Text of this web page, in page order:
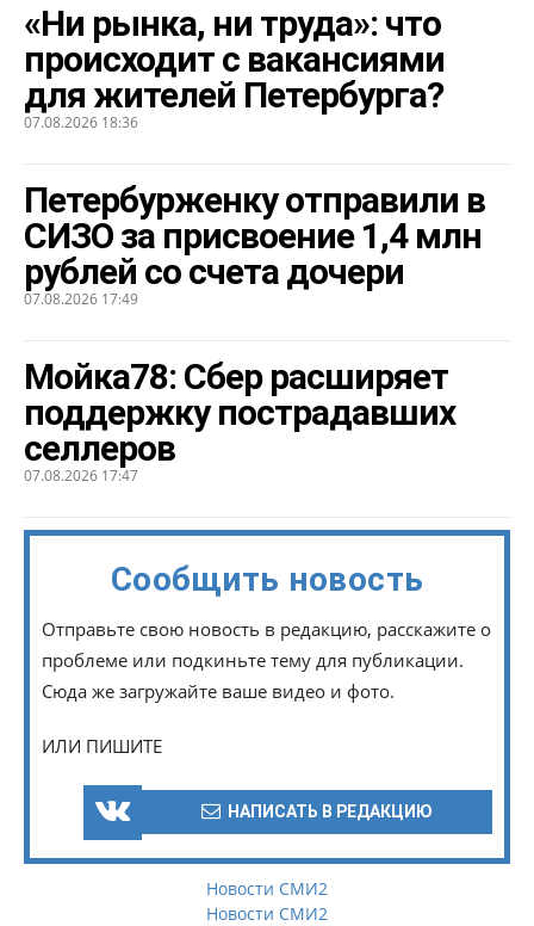
«Ни рынка, ни труда»: что
происходит с вакансиями
для жителей Петербурга?
07.08.2026 18:36
Петербурженку отправили в
СИЗО за присвоение 1,4 млн
рублей со счета дочери
07.08.2026 17:49
Мойка78: Сбер расширяет
поддержку пострадавших
селлеров
07.08.2026 17:47
Сообщить новость
Отправьте свою новость в редакцию, расскажите о
проблеме или подкиньте тему для публикации.
Сюда же загружайте ваше видео и фото.
ИЛИ ПИШИТЕ
НАПИСАТЬ В РЕДАКЦИЮ
Новости СМИ2
Новости СМИ2